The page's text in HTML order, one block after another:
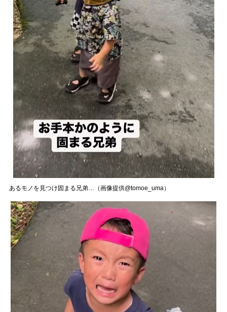
あるモノを見つけ固まる兄弟…（画像提供@tomoe_uma）